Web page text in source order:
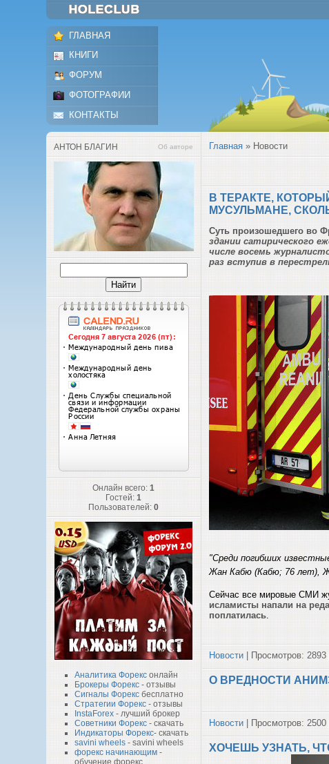
ГЛАВНАЯ
КНИГИ
ФОРУМ
ФОТОГРАФИИ
КОНТАКТЫ
АНТОН БЛАГИН Об авторе
Онлайн всего:1
Гостей:1
Пользователей:0
Аналитика Форекс онлайн
Брокеры Форекс - отзывы
Сигналы Форекс бесплатно
Стратегии Форекс - отзывы
InstaForex - лучший брокер
Советники Форекс - скачать
Индикаторы Форекс- скачать
savini wheels - savini wheels
форекс начинающим -
обучение форекс
Главная » Новости
В ТЕРАКТЕ,
МУСУЛЬМАНЕ,
Суть произошедшего во
здании сатирического
числе восемь
раз вступив в
"Среди погибших
Жан Кабю (Кабю; 76 лет),
Сейчас все мировые СМИ
исламисты напали на
поплатилась
Новости | Просмотров: 2893
О ВРЕДНОСТИ
Новости | Просмотров: 2500
ХОЧЕШЬ УЗНАТЬ,